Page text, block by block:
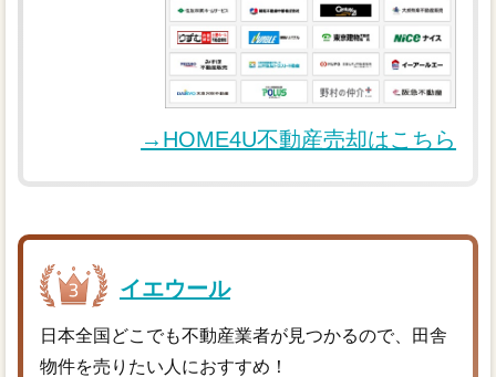
→HOME4U不動産売却はこちら
イエウール
日本全国どこでも不動産業者が見つかるので、田舎
物件を売りたい人におすすめ！